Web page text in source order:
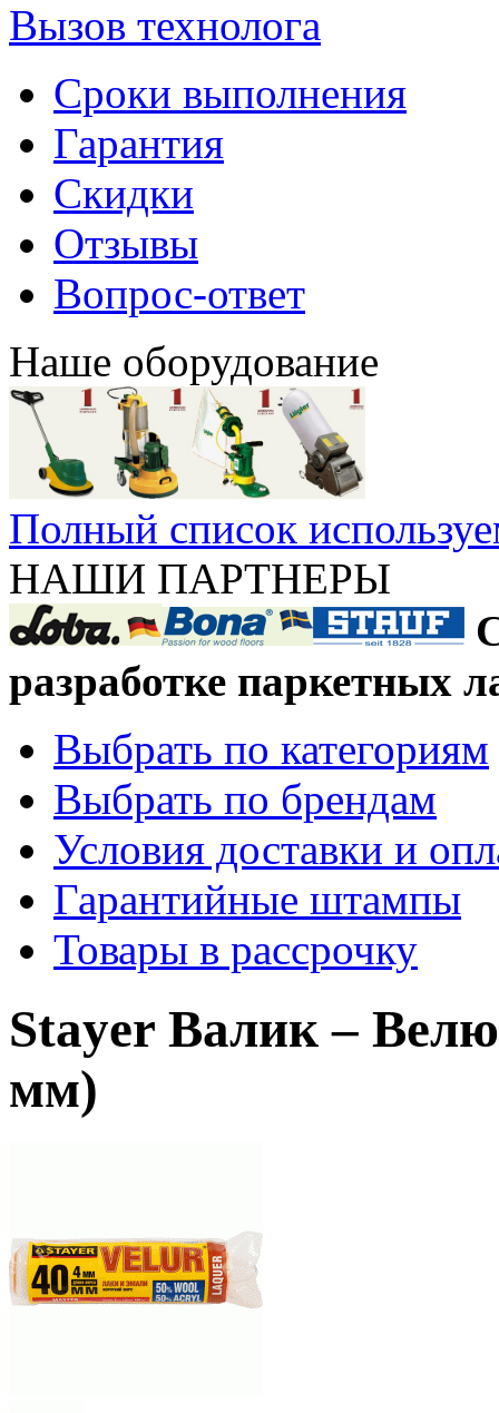
Вызов технолога
Сроки выполнения
Гарантия
Скидки
Отзывы
Вопрос-ответ
Наше оборудование
Полный список
НАШИ ПАРТНЕРЫ
разработке паркетных
Выбрать по категориям
Выбрать по брендам
Условия доставки и
Гарантийные штампы
Товары в рассрочку
Stayer Валик –
мм)